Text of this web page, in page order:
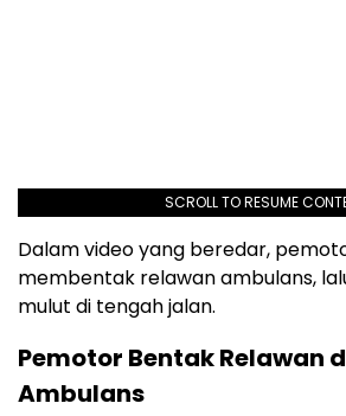
SCROLL TO RESUME
Dalam video yang beredar,
membentak relawan ambulans,
mulut di tengah jalan.
Pemotor Bentak Relawan
Ambulans